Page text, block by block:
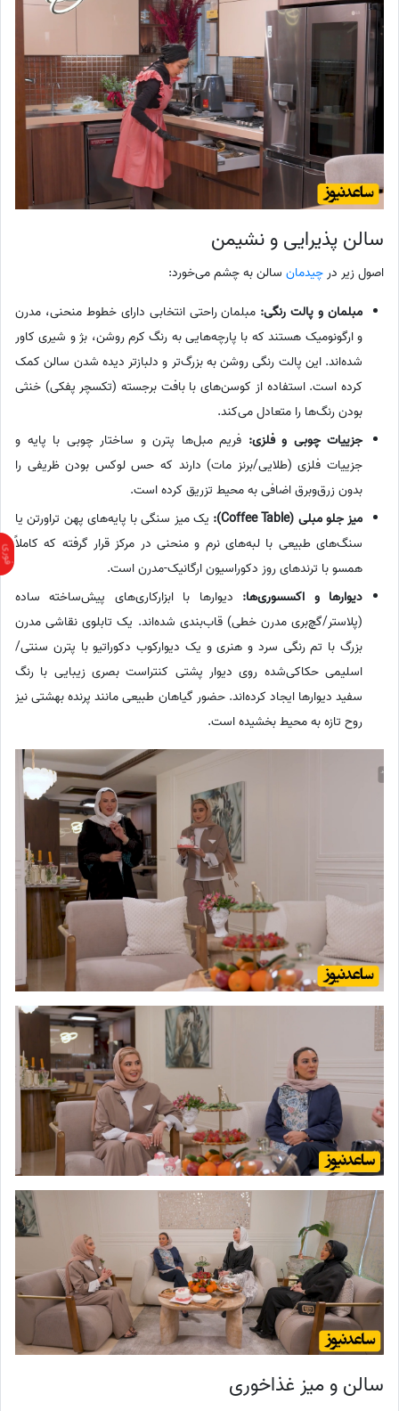
سالن پذیرایی و نشیمن
اصول زیر درچیدمان سالن به چشم می‌خورد:
مبلمان و پالت رنگی: مبلمان راحتی انتخابی دارای خطوط منحنی، مدرن
و ارگونومیک هستند که با پارچه‌هایی به رنگ کرم روشن، بژ و شیری کاور
شده‌اند. این پالت رنگی روشن به بزرگ‌تر و دلبازتر دیده شدن سالن کمک
کرده است. استفاده از کوسن‌های با بافت برجسته (تکسچر پفکی) خنثی
بودن رنگ‌ها را متعادل می‌کند.
جزییات چوبی و فلزی: فریم مبل‌ها پترن و ساختار چوبی با پایه و
جزییات فلزی (طلایی/برنز مات) دارند که حس لوکس بودن ظریفی را
بدون زرق‌وبرق اضافی به محیط تزریق کرده است.
میز جلو مبلی (Coffee Table):
یک میز سنگی با پایه‌های پهن تراورتن یا
سنگ‌های طبیعی با لبه‌های نرم و منحنی در مرکز قرار گرفته که کاملاً
همسو با ترندهای روز دکوراسیون ارگانیک-مدرن است.
دیوارها و اکسسوری‌ها: دیوارها با ابزارکاری‌های پیش‌ساخته ساده
(پلاستر/گچ‌بری مدرن خطی) قاب‌بندی شده‌اند. یک تابلوی نقاشی مدرن
بزرگ با تم رنگی سرد و هنری و یک دیوارکوب دکوراتیو با پترن سنتی/
اسلیمی حکاکی‌شده روی دیوار پشتی کنتراست بصری زیبایی با رنگ
سفید دیوارها ایجاد کرده‌اند. حضور گیاهان طبیعی مانند پرنده بهشتی نیز
روح تازه به محیط بخشیده است.
سالن و میز غذاخوری